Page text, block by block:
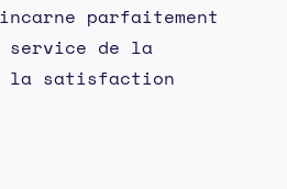
parfaitement
service de la
la satisfaction